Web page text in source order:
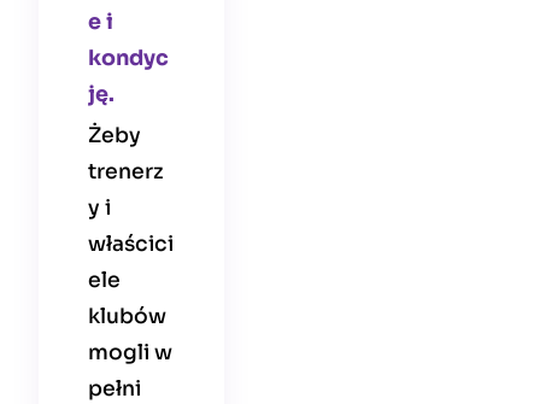
e i
kondyc
ję.
Żeby
trenerz
y i
właścici
ele
klubów
mogli w
pełni